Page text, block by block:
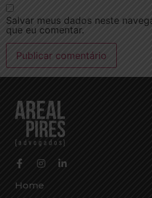
Salvar meus dados neste
que eu comentar.
Home